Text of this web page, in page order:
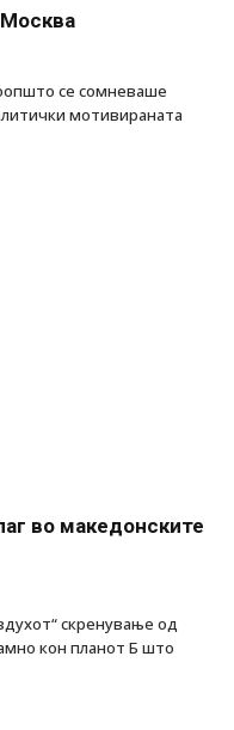
се сомневаше
мотивираната
во македонските
скренување од
кон планот Б што